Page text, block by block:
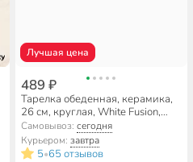
Лучшая цена
489 ₽
Тарелка обеденная, керамика,
26 см, круглая, White Fusion,
Daniks, белая
Самовывоз: сегодня
Курьером: завтра
5•65 отзывов